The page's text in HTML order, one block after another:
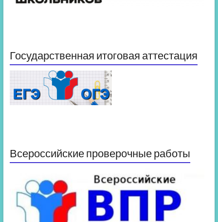
Государственная итоговая аттестация
Всероссийские проверочные работы